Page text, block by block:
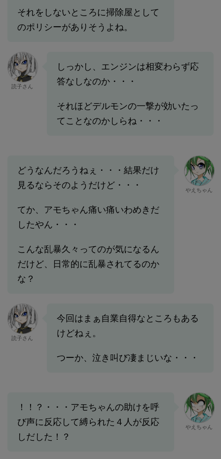
それをしないところに掃除屋として
のポリシーがありそうよね。
読子さん
しっかし、エンジンは相変わらず応
答なしなのか・・・
それほどデルモンの一撃が効いたっ
てことなのかしらね・・・
どうなんだろうねぇ・・・結果だけ
見るならそのようだけど・・・
てか、アモちゃん痛い痛いわめきだ
したやん・・・
こんな乱暴久々ってのが気になるん
だけど、日常的に乱暴されてるのか
な？
やえちゃん
読子さん
今回はまぁ自業自得なところもある
けどねぇ。
つーか、泣き叫び凄まじいな・・・
！！？・・・アモちゃんの助けを呼
び声に反応して縛られた４人が反応
しだした！？
やえちゃん